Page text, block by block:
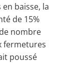
baisse, la
de 15%
nombre
fermetures
poussé